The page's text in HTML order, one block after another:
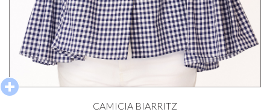
CAMICIA BIARRITZ